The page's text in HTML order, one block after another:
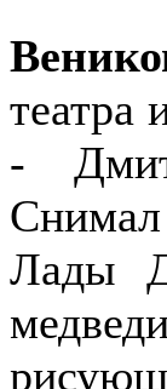
театра
-
Лады